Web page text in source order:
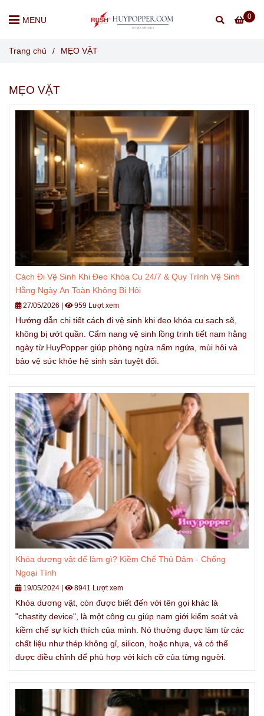
0
MENU
Trang chủ / MẸO VẶT
MẸO VẶT
Cách Đi Vệ Sinh Khi Đeo Khóa Cu 24/7 & Quy Trình Vệ Sinh
Hằng Ngày An Toàn Không Bị Hôi
27/05/2026 959 Lượt xem
Hướng dẫn chi tiết cách đi vệ sinh khi đeo khóa cu sạch sẽ,
không bị ướt quần. Cẩm nang vệ sinh lồng trinh tiết nam hằng
ngày từ HuyPopper giúp phòng ngừa nấm ngứa, mùi hôi và
bảo vệ sức khỏe hệ sinh sản tuyệt đối.
Khóa dương vật để làm gì? Kiềm Chế Thủ Dâm - Chống
Ngoại Tình
19/05/2024 8941 Lượt xem
Khóa dương vật, còn được biết đến với tên gọi khác là
"chastity device", là một công cụ giúp nam giới kiểm soát và
kiềm chế sự kích thích của mình. Nó thường được làm từ các
chất liệu như thép không gỉ, silicon, hoặc nhựa, và có thể
được điều chỉnh để phù hợp với kích cỡ của từng người.